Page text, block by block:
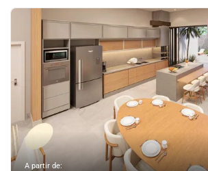
A partir de: